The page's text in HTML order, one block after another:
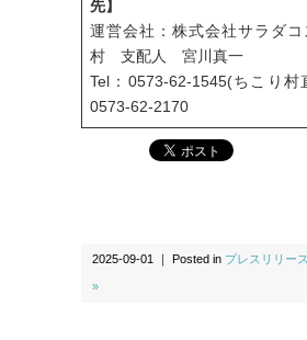
先】
運営会社：株式会社サラダ
村 支配人 宮川真一
Tel：0573-62-1545(ちこり
0573-62-2170
2025-09-01 ｜ Posted in プレスリリース
»